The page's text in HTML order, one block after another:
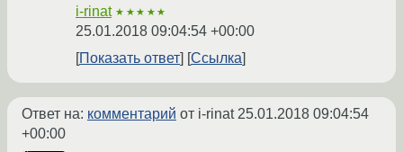
i-rinat ★★★★★
25.01.2018 09:04:54 +00:00
Показать ответ
Ссылка
Ответ на: комментарий от i-rinat25.01.2018 09:04:54
+00:00